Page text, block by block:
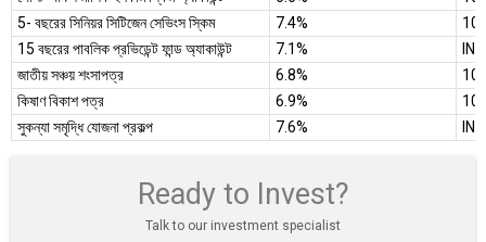
5- বছরের সিনিয়র সিটিজেন সেভিংস স্কিম
7.4%
15 বছরের পাবলিক প্রভিডেন্ট ফান্ড অ্যাকাউন্ট
7.1%
জাতীয় সঞ্চয় শংসাপত্র
6.8%
কিষাণ বিকাশ পত্র
6.9%
সুকন্যা সমৃদ্ধি যোজনা প্রকল্প
7.6%
Ready to Invest?
Talk to our investment specialist